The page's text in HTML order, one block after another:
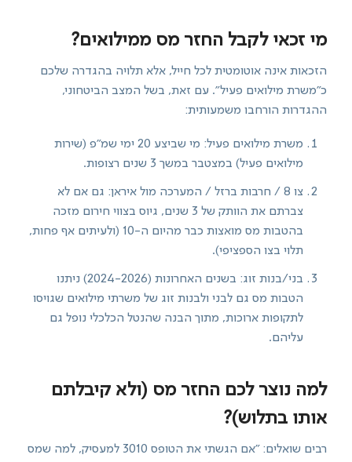
מי זכאי לקבל החזר מס ממילואים?
הזכאות אינה אוטומטית לכל חייל, אלא תלויה בהגדרה שלכם
כ"משרת מילואים פעיל". עם זאת, בשל המצב הביטחוני,
ההגדרות הורחבו משמעותית:
משרת מילואים פעיל: מי שביצע 20 ימי שמ"פ (שירות
מילואים פעיל) במצטבר במשך 3 שנים רצופות.
צו 8 / חרבות ברזל / המערכה מול איראן: גם אם לא
צברתם את הוותק של 3 שנים, גיוס בצווי חירום מזכה
בהטבות מס מואצות כבר מהיום ה-10 (ולעיתים אף פחות,
תלוי בצו הספציפי).
בני/בנות זוג: בשנים האחרונות (2024-2026) ניתנו
הטבות מס גם לבני ולבנות זוג של משרתי מילואים שגויסו
לתקופות ארוכות, מתוך הבנה שהנטל הכלכלי נופל גם
עליהם.
למה נוצר לכם החזר מס (ולא קיבלתם
אותו בתלוש)?
רבים שואלים: "אם הגשתי את הטופס 3010 למעסיק, למה שמס